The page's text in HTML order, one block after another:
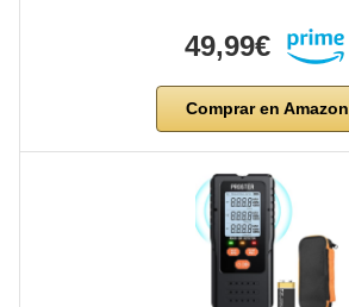
49,99€
Comprar en Amazon